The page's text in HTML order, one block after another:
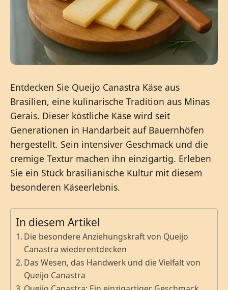
Entdecken Sie Queijo Canastra Käse aus
Brasilien, eine kulinarische Tradition aus Minas
Gerais. Dieser köstliche Käse wird seit
Generationen in Handarbeit auf Bauernhöfen
hergestellt. Sein intensiver Geschmack und die
cremige Textur machen ihn einzigartig. Erleben
Sie ein Stück brasilianische Kultur mit diesem
besonderen Käseerlebnis.
In diesem Artikel
Die besondere Anziehungskraft von Queijo
Canastra wiederentdecken
Das Wesen, das Handwerk und die Vielfalt von
Queijo Canastra